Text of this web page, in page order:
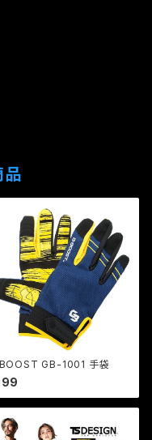
品
GB-1001 手袋